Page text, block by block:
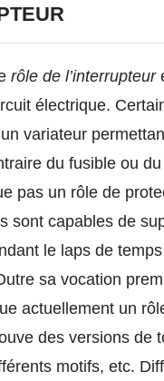
rôle de l’interrupteur
électrique.
variateur
du fusible ou
pas un rôle de
sont capables de
le laps de
sa vocation
actuellement un
des versions de
motifs, etc.